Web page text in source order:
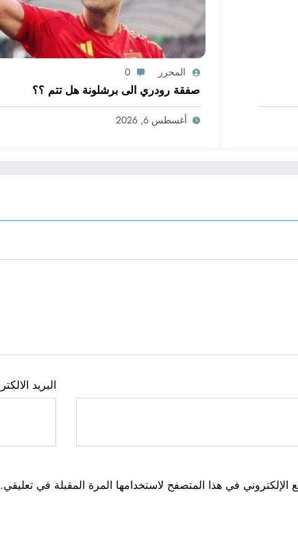
المحرر 0
صفقة رودري الى برشلونة هل تتم ؟؟
أغسطس 6, 2026
البريد
في هذا المتصفح لاستخدامها المرة المقبلة في تعليقي.